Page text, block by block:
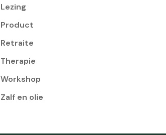
Lezing
Product
Retraite
Therapie
Workshop
Zalf en olie